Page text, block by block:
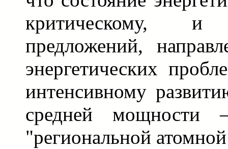
критическому,
предложений,
энергетических
интенсивному
средней мощности
"региональной